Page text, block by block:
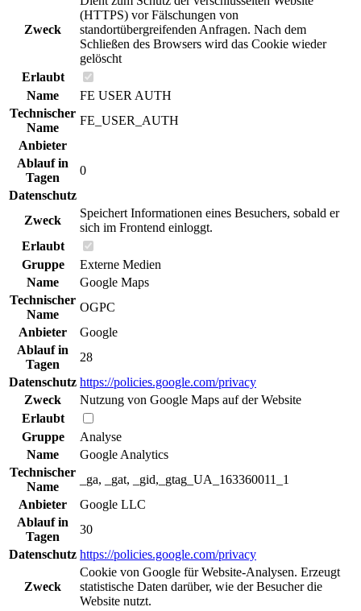
Zweck
(HTTPS) vor Fälschungen von
standortübergreifenden Anfragen. Nach dem
Schließen des Browsers wird das Cookie wieder
gelöscht
Erlaubt
Name
FE USER AUTH
Technischer
Name
FE_USER_AUTH
Anbieter
Ablauf in
Tagen
0
Datenschutz
Zweck
Speichert Informationen eines Besuchers, sobald er
sich im Frontend einloggt.
Erlaubt
Gruppe
Externe Medien
Name
Google Maps
Technischer
Name
OGPC
Anbieter
Google
Ablauf in
Tagen
28
Datenschutz https://policies.google.com/privacy
Zweck
Nutzung von Google Maps auf der Website
Erlaubt
Gruppe
Analyse
Name
Google Analytics
Technischer
Name
_ga, _gat, _gid,_gtag_UA_163360011_1
Anbieter
Google LLC
Ablauf in
Tagen
30
Datenschutz https://policies.google.com/privacy
Zweck
Cookie von Google für Website-Analysen. Erzeugt
statistische Daten darüber, wie der Besucher die
Website nutzt.